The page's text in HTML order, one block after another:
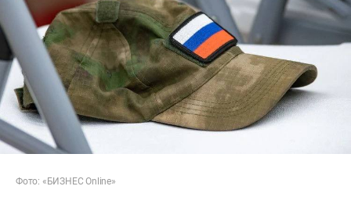
Фото: «БИЗНЕС Online»